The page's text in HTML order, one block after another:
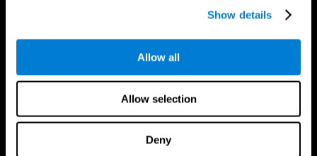
Show details
Allow all
Allow selection
Denyتطبيق CogniFit